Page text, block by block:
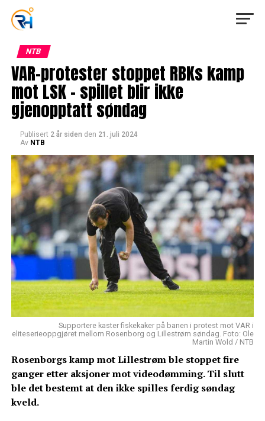
NTB
VAR-protester stoppet RBKs kamp
mot LSK – spillet blir ikke
gjenopptatt søndag
Publisert 2 år siden den 21. juli 2024
Av NTB
Supportere kaster fiskekaker på banen i protest mot VAR i
eliteserieoppgjøret mellom Rosenborg og Lillestrøm søndag. Foto: Ole
Martin Wold / NTB
Rosenborgs kamp mot Lillestrøm ble stoppet fire
ganger etter aksjoner mot videodømming. Til slutt
ble det bestemt at den ikke spilles ferdig søndag
kveld.